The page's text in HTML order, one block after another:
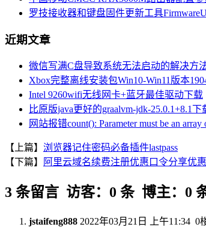
罗技接收器和键盘固件更新工具
近期文章
微信写满C盘导致系统无法启动的解决方
Xbox完整离线安装包Win10-Win11版本
Intel 9260wifi无线网卡+蓝牙最佳驱动下载
比原版java更好的graalvm-jdk-25.0.1+8.1下
网站报错count(): Parameter must be an
【上篇】 浏览器记住密码必备插件lastpass
【下篇】
阿里云域名续费注册优惠口令分享优
3 条留言 访客：0 条 博主：0
jstaifeng888 2022年03月21日 上午11:34 0